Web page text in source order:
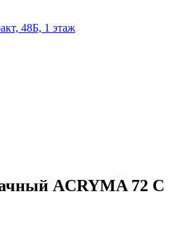
48Б, 1 этаж
ACRYMA 72 C